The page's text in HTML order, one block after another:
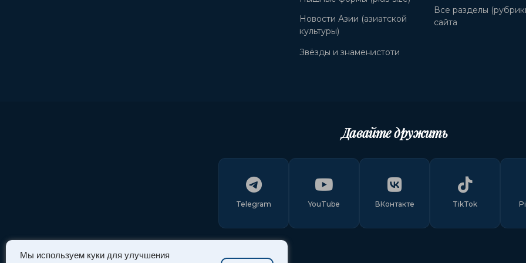
Мы используем куки для улучшения
Новости Азии (азиатской
культуры)
Звёзды и знаменистоти
Все разделы
сайта
Давайте дружить
Telegram YouTube ВКонтакте TikTok